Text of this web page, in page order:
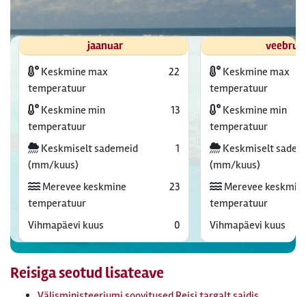
jaanuar
Keskmine max
temperatuur
22
Keskmine min
temperatuur
13
Keskmiselt sademeid
(mm/kuus)
1
Merevee keskmine
temperatuur
23
Vihmapäevi kuus 0
Keskmine max
temperatuur
Keskmine min
temperatuur
Keskmiselt
(mm/kuus)
Merevee
temperatuur
Vihmapäevi kuus
Reisiga seotud lisateave